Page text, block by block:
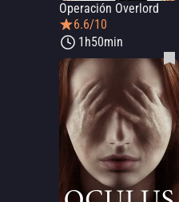
Operación Overlord
6.6/10
1h50min